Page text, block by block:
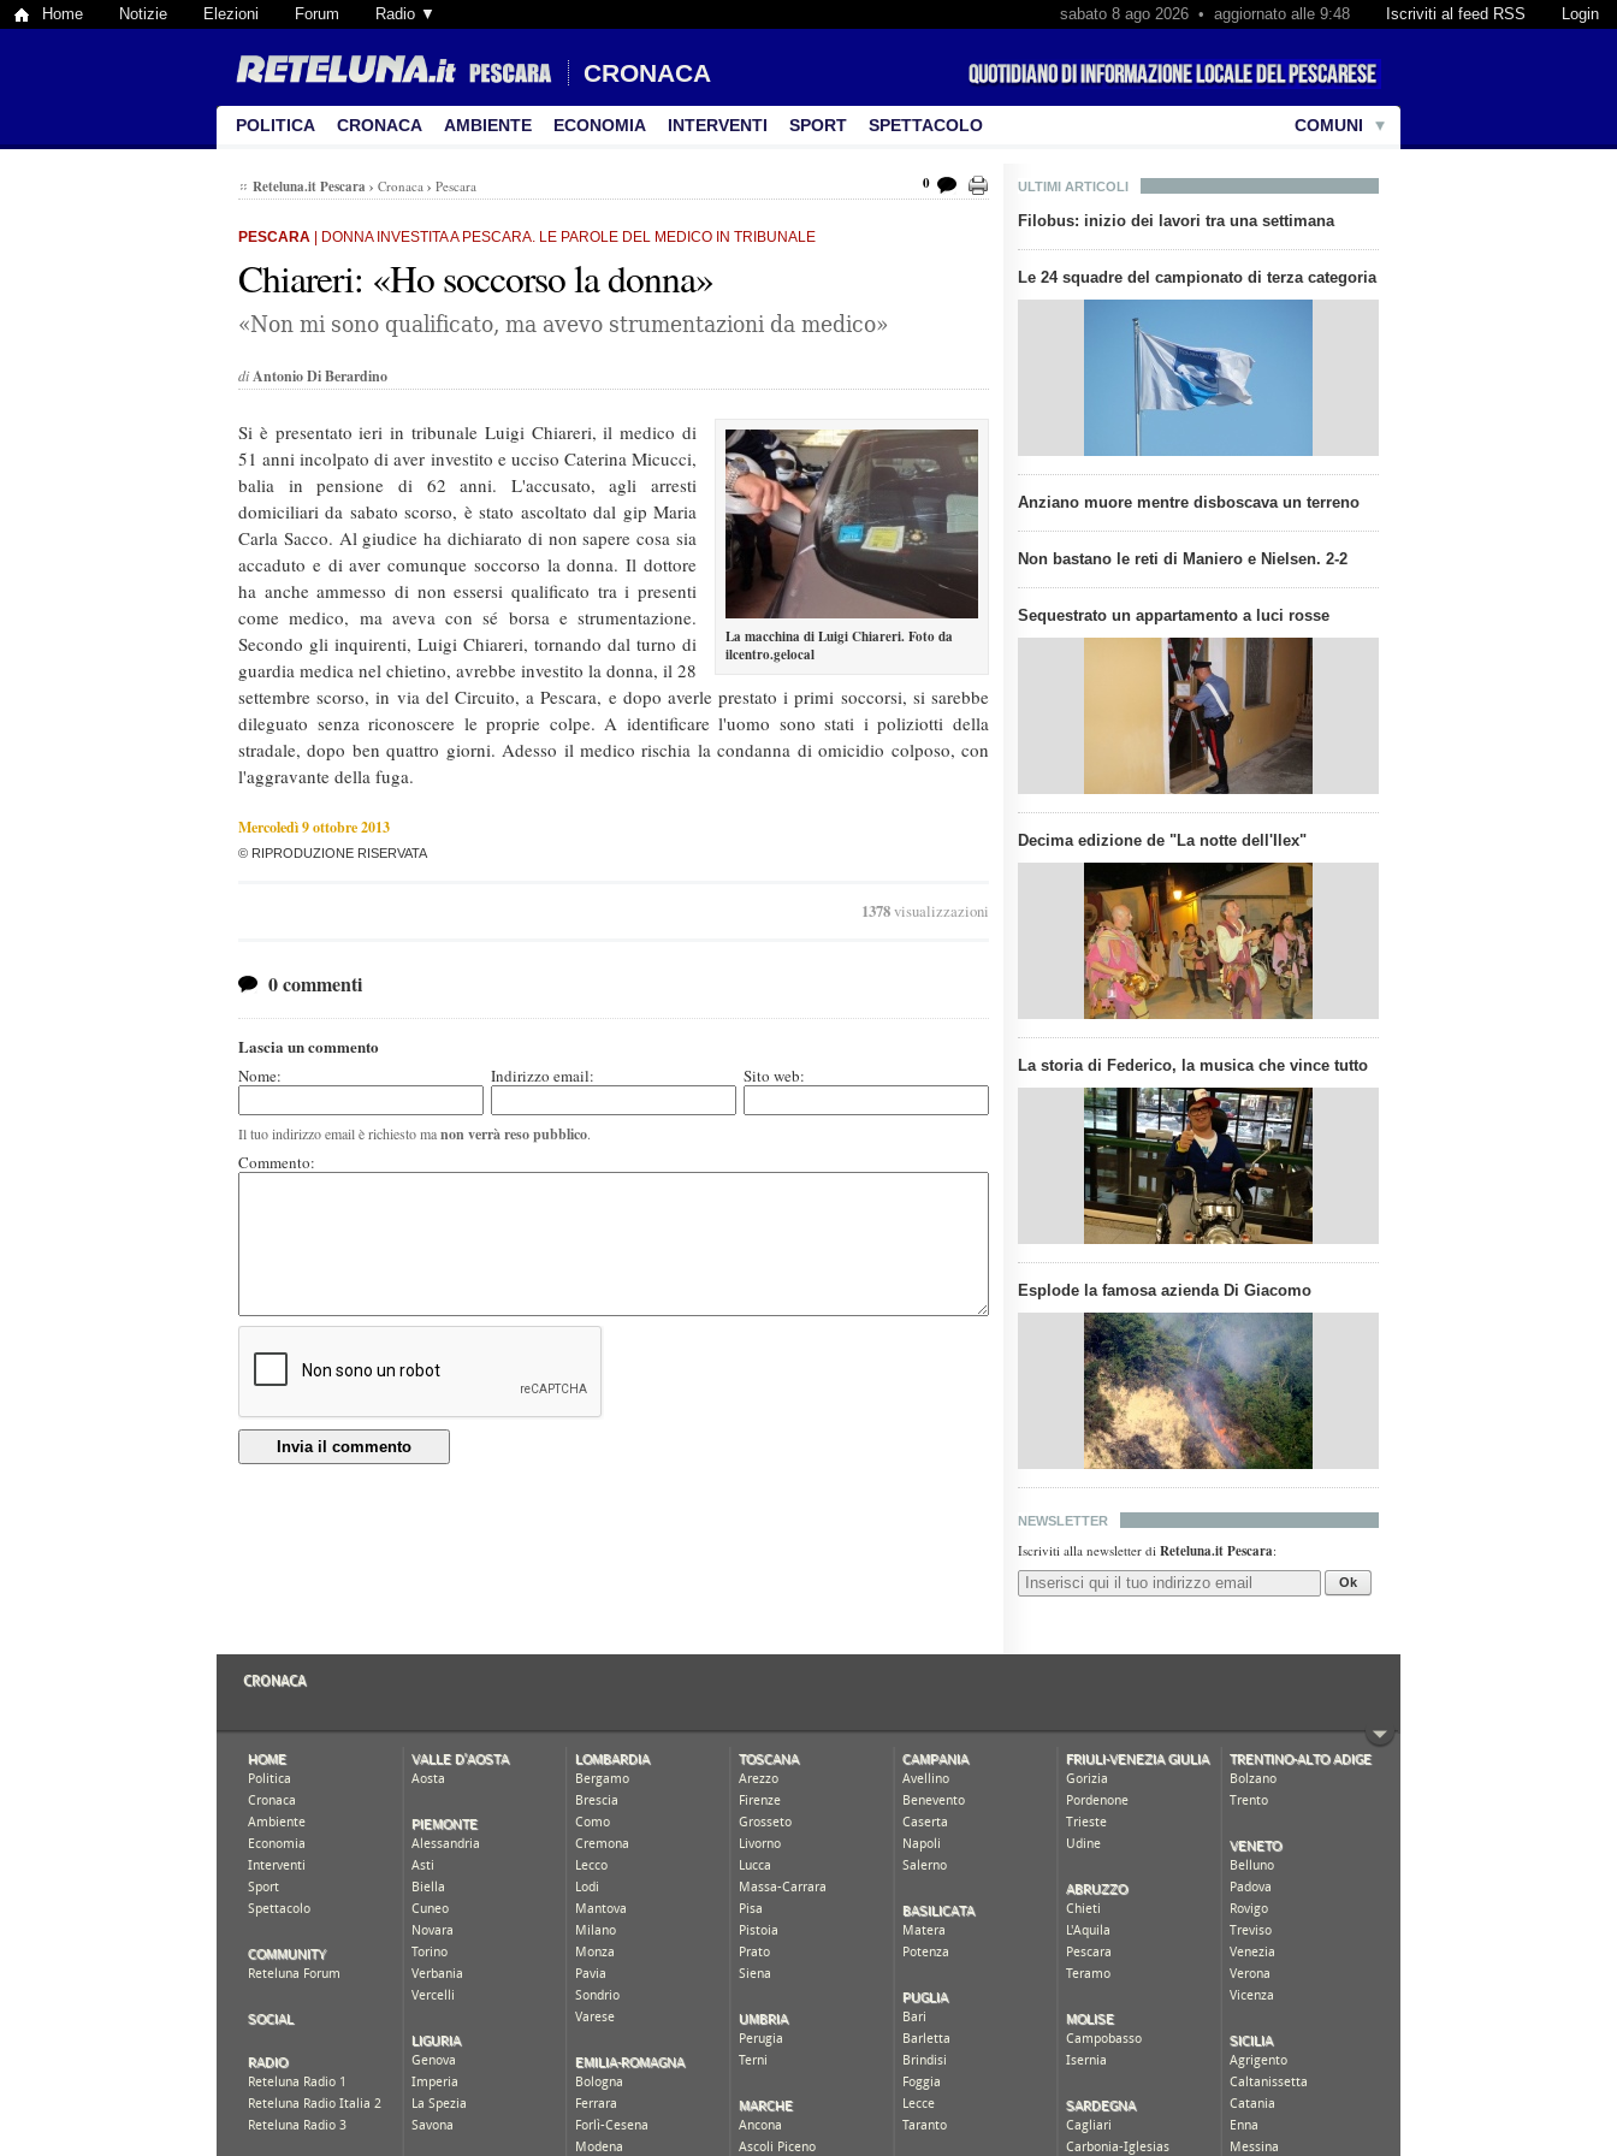
Home Notizie Elezioni Forum Radio ▼ Login
Iscriviti al feed RSS
sabato 8 ago 2026 • aggiornato alle 9:48
CRONACA
POLITICA CRONACA AMBIENTE ECONOMIA INTERVENTI SPORT SPETTACOLO COMUNI
ULTIMI ARTICOLI
Filobus: inizio dei lavori tra una settimana
Le 24 squadre del campionato di terza categoria
Anziano muore mentre disboscava un terreno
Non bastano le reti di Maniero e Nielsen. 2-2
Sequestrato un appartamento a luci rosse
Decima edizione de "La notte dell'Ilex"
La storia di Federico, la musica che vince tutto
Esplode la famosa azienda Di Giacomo
NEWSLETTER
Iscriviti alla newsletter di Reteluna.it Pescara:
Ok
Reteluna.it Pescara › Cronaca › Pescara 0
PESCARA | DONNA INVESTITA A PESCARA. LE PAROLE DEL MEDICO IN TRIBUNALE
Chiareri: «Ho soccorso la donna»
«Non mi sono qualificato, ma avevo strumentazioni da medico»
diAntonio Di Berardino
La macchina di Luigi Chiareri. Foto da
ilcentro.gelocal
Si è presentato ieri in tribunale Luigi Chiareri, il medico di
51 anni incolpato di aver investito e ucciso Caterina Micucci,
balia in pensione di 62 anni. L'accusato, agli arresti
domiciliari da sabato scorso, è stato ascoltato dal gip Maria
Carla Sacco. Al giudice ha dichiarato di non sapere cosa sia
accaduto e di aver comunque soccorso la donna. Il dottore
ha anche ammesso di non essersi qualificato tra i presenti
come medico, ma aveva con sé borsa e strumentazione.
Secondo gli inquirenti, Luigi Chiareri, tornando dal turno di
guardia medica nel chietino, avrebbe investito la donna, il 28
settembre scorso, in via del Circuito, a Pescara, e dopo averle prestato i primi soccorsi, si sarebbe
dileguato senza riconoscere le proprie colpe. A identificare l'uomo sono stati i poliziotti della
stradale, dopo ben quattro giorni. Adesso il medico rischia la condanna di omicidio colposo, con
l'aggravante della fuga.
Mercoledì 9 ottobre 2013
© RIPRODUZIONE RISERVATA
1378visualizzazioni
0 commenti
Lascia un commento
Nome: Indirizzo email: Sito web:
Il tuo indirizzo email è richiesto manon verrà reso pubblico.
Commento:
Invia il commento